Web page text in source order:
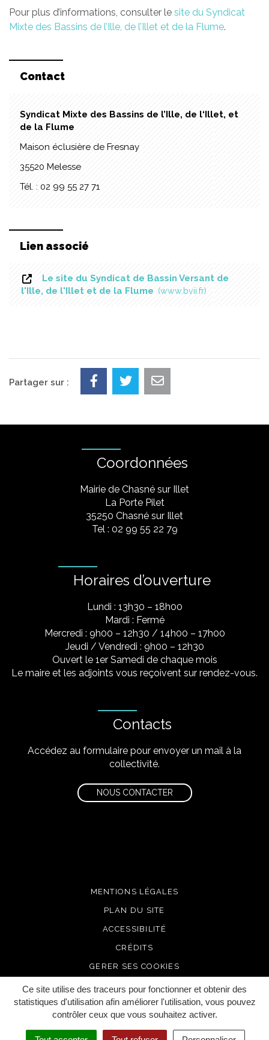
Ce site utilise des traceurs pour fonctionner et obtenir des
statistiques d'utilisation afin améliorer l'utilisation, vous pouvez
contrôler ceux que vous souhaitez activer.
Pour plus d’informations, consulter le site du Syndicat
Mixte des Bassins de l’Ille, de l’Illet et de la Flume.
Contact
Syndicat Mixte des Bassins de l’Ille, de l‘Illet, et
de la Flume
Maison éclusière de Fresnay
35520 Melesse
Tél. : 02 99 55 27 71
Lien associé
Le site du Syndicat de Bassin Versant de
l'Ille, de l'Illet et de la Flume
www.bvii.fr
Partager sur :
Coordonnées
Mairie de Chasné sur Illet
La Porte Pilet
35250 Chasné sur Illet
Tel : 02 99 55 22 79
Horaires d’ouverture
Lundi : 13h30 – 18h00
Mardi : Fermé
Mercredi : 9h00 – 12h30 / 14h00 – 17h00
Jeudi / Vendredi : 9h00 – 12h30
Ouvert le 1er Samedi de chaque mois
Le maire et les adjoints vous reçoivent sur rendez-vous.
Contacts
Accédez au formulaire pour envoyer un mail à la
collectivité.
NOUS CONTACTER
MENTIONS LÉGALES
PLAN DU SITE
ACCESSIBILITÉ
CRÉDITS
GERER SES COOKIES